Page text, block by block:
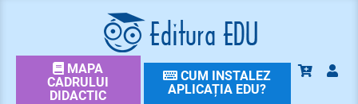
MAPA
CADRULUI
DIDACTIC
CUM INSTALEZ
APLICAȚIA EDU?